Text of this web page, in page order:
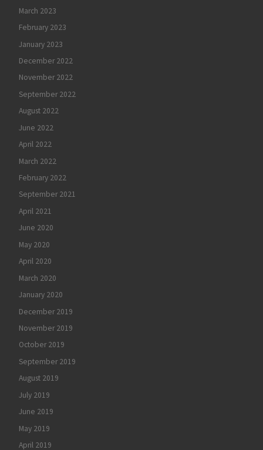
March 2023
February 2023
January 2023
December 2022
November 2022
September 2022
August 2022
June 2022
April 2022
March 2022
February 2022
September 2021
April 2021
June 2020
May 2020
April 2020
March 2020
January 2020
December 2019
November 2019
October 2019
September 2019
August 2019
July 2019
June 2019
May 2019
April 2019